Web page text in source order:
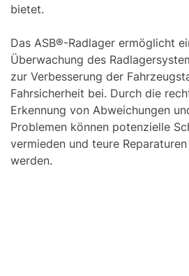
bietet.
Das ASB®-Radlager ermöglicht
Überwachung des
zur Verbesserung der
Fahrsicherheit bei. Durch die
Erkennung von Abweichungen
Problemen können potenzielle
vermieden und teure
werden.